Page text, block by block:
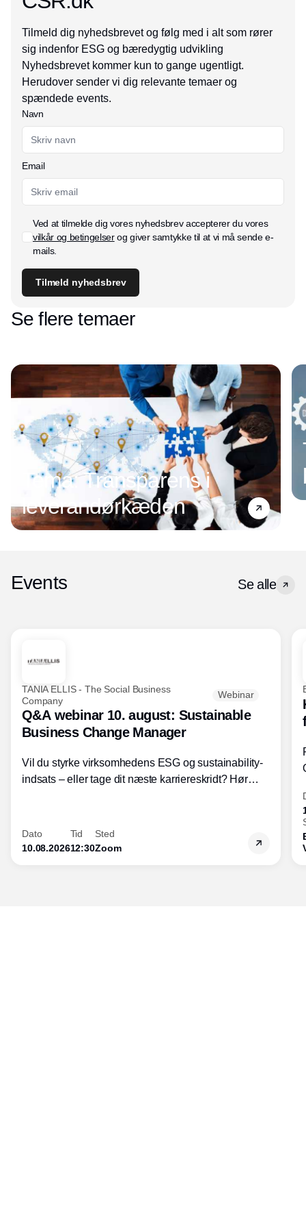
Tilmeld dig nyhedsbrevet og følg med i alt som rører
sig indenfor ESG og bæredygtig udvikling
Nyhedsbrevet kommer kun to gange ugentligt.
Herudover sender vi dig relevante temaer og
spændede events.
Navn
Email
Ved at tilmelde dig vores nyhedsbrev accepterer du vores
vilkår og betingelserog giver samtykke til at vi må sende e-
mails.
Tilmeld nyhedsbrev
Se flere temaer
Tema: Transparens i
leverandørkæden
Events Se alle
TANIA ELLIS - The Social Business
Company
Webinar
Q&A webinar 10. august: Sustainable
Business Change Manager
Vil du styrke virksomhedens ESG og sustainability-
indsats – eller tage dit næste karriereskridt? Hør
inden for bæredygtig forretningsudvikling - så du
skaber værdi for både samfund og bundlinje.
Dato
10.08.2026
Tid
12:30
Sted
Zoom